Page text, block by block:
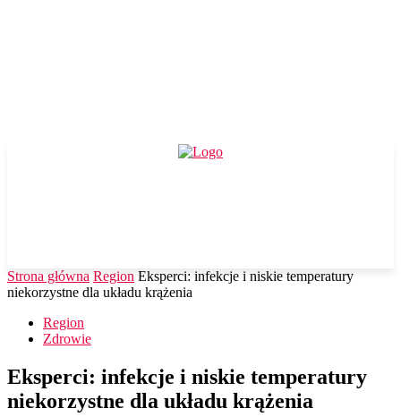
Strona główna Region Eksperci: infekcje i niskie temperatury
niekorzystne dla układu krążenia
Region
Zdrowie
Eksperci: infekcje i niskie temperatury
niekorzystne dla układu krążenia